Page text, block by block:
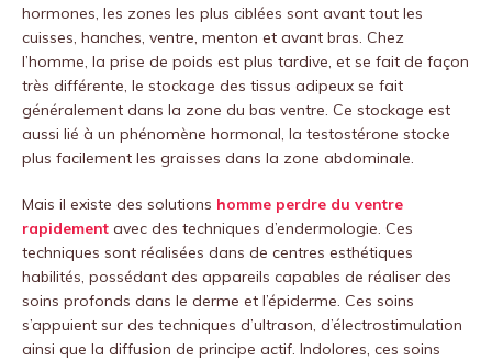
hormones, les zones les plus ciblées sont avant tout les
cuisses, hanches, ventre, menton et avant bras. Chez
l’homme, la prise de poids est plus tardive, et se fait de façon
très différente, le stockage des tissus adipeux se fait
généralement dans la zone du bas ventre. Ce stockage est
aussi lié à un phénomène hormonal, la testostérone stocke
plus facilement les graisses dans la zone abdominale.
Mais il existe des solutions homme perdre du ventre
rapidement avec des techniques d’endermologie. Ces
techniques sont réalisées dans de centres esthétiques
habilités, possédant des appareils capables de réaliser des
soins profonds dans le derme et l’épiderme. Ces soins
s’appuient sur des techniques d’ultrason, d’électrostimulation
ainsi que la diffusion de principe actif. Indolores, ces soins